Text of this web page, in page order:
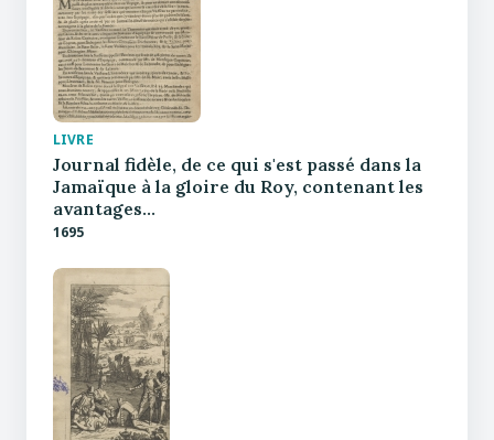
LIVRE
Journal fidèle, de ce qui s'est passé dans la
Jamaïque à la gloire du Roy, contenant les
avantages…
1695